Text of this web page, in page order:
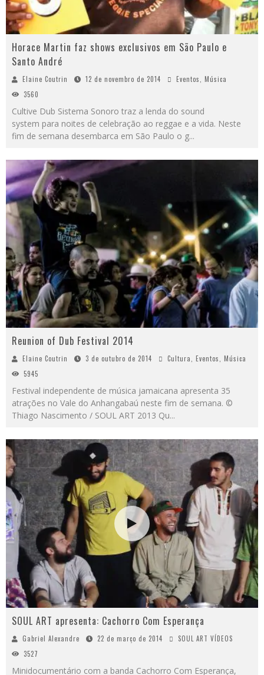
Horace Martin faz shows exclusivos em São Paulo e
Santo André
Elaine Coutrin 12 de novembro de 2014 Eventos
Música
3560
Cultive Dub Sistema Sonoro traz a lenda do sound
system para noites de celebração ao reggae e a vida. Neste
fim de semana desembarca em São Paulo o g...
Reunion of Dub Festival 2014
Elaine Coutrin 3 de outubro de 2014 Cultura, Eventos, Música
5945
Festival independente de música jamaicana apresenta 35
atrações no Vale do Anhangabaú neste fim de semana. ©
Thiago Nascimento / SOUL ART 2013 Qu...
SOUL ART apresenta: Cachorro Com Esperança
Gabriel Alexandre 22 de março de 2014
SOUL ART VÍDEOS
3527
Minidocumentário com a banda Cachorro Com Esperança,